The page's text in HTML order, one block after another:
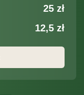
25 zł
12,5 zł